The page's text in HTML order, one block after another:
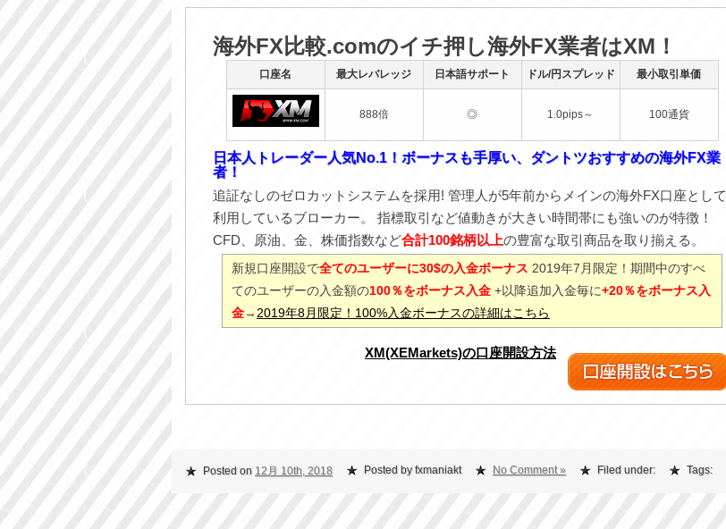
海外FX比較.comのイチ押し海外FX業者はXM！
口座名 最大レバレッジ 日本語サポート ドル/円スプレッド 最小取引単価
888倍 ◎ 1.0pips～ 100通貨
日本人トレーダー人気No.1！ボーナスも手厚い、ダントツおすすめの海外FX業
者！
追証なしのゼロカットシステムを採用! 管理人が5年前からメインの海外FX口座として
利用しているブローカー。 指標取引など値動きが大きい時間帯にも強いのが特徴！
CFD、原油、金、株価指数など合計100銘柄以上の豊富な取引商品を取り揃える。
新規口座開設で全てのユーザーに30$の入金ボーナス 2019年7月限定！期間中のすべ
てのユーザーの入金額の100％をボーナス入金 +以降追加入金毎に+20％をボーナス入
金→ 2019年8月限定！100%入金ボーナスの詳細はこちら
XM(XEMarkets)の口座開設方法
Posted on 12月 10th, 2018 Posted by fxmaniakt No Comment » Filed under: Tags: